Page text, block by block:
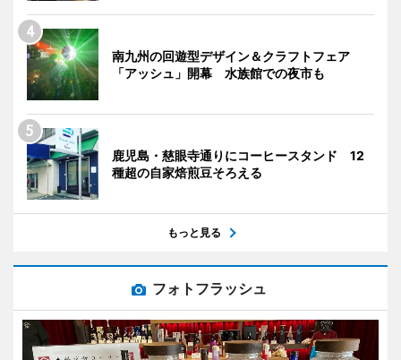
南九州の回遊型デザイン＆クラフトフェア
「アッシュ」開幕 水族館での夜市も
鹿児島・慈眼寺通りにコーヒースタンド 12
種超の自家焙煎豆そろえる
もっと見る
フォトフラッシュ